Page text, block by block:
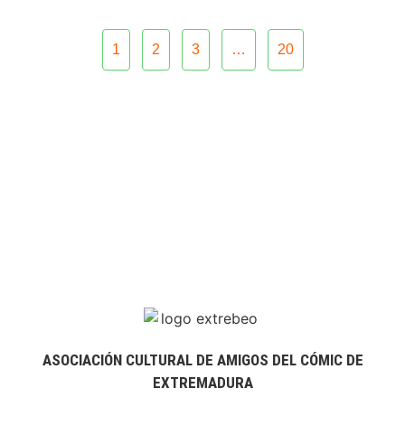
1 2 3 … 20
ASOCIACIÓN CULTURAL DE AMIGOS DEL CÓMIC DE
EXTREMADURA